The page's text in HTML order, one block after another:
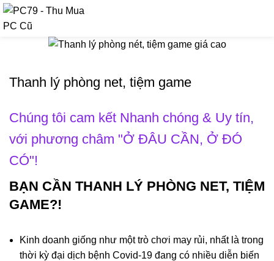
Thanh lý phòng net, tiệm game
Chúng tôi cam kết Nhanh chóng & Uy tín,
với phương châm "Ở ĐÂU CẦN, Ở ĐÓ
CÓ"!
BẠN CẦN THANH LÝ PHÒNG NET, TIỆM
GAME?!
Kinh doanh giống như một trò chơi may rủi, nhất là trong
thời kỳ đại dịch bệnh Covid-19 đang có nhiều diễn biến